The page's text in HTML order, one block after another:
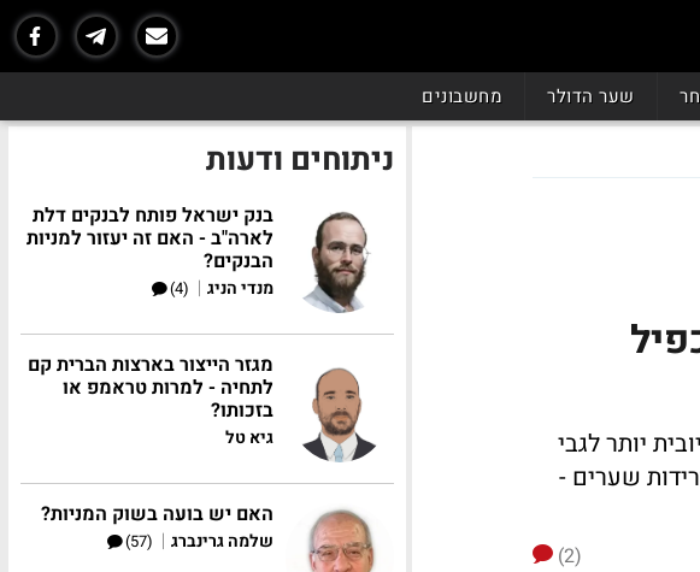
שער הדולר מחשבונים
יותר לגבי
שערים -
(2)
ניתוחים ודעות
בנק ישראל פותח לבנקים דלת
לארה"ב - האם זה יעזור למניות
הבנקים?
מנדי הניג |
(4)
מגזר הייצור בארצות הברית קם
לתחיה - למרות טראמפ או
בזכותו?
גיא טל
האם יש בועה בשוק המניות?
שלמה גרינברג |
(57)